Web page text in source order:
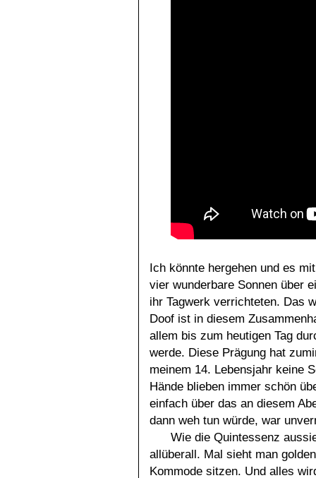
Ich könnte hergehen und es
vier wunderbare Sonnen über
ihr Tagwerk verrichteten. Das
Doof ist in diesem
allem bis zum heutigen Tag
werde. Diese Prägung hat
meinem 14. Lebensjahr keine
Hände blieben immer schön
einfach über das an diesem
dann weh tun würde, war
Wie die Quintessenz
allüberall. Mal sieht man
Kommode sitzen. Und alles